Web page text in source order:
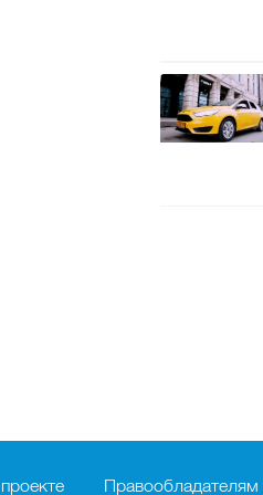
Правообладателям